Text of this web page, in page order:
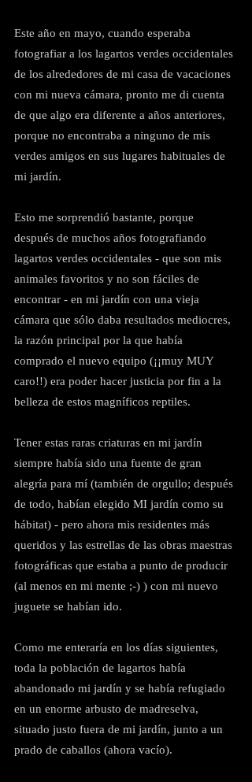
Este año en mayo, cuando esperaba
fotografiar a los lagartos verdes occidentales
de los alrededores de mi casa de vacaciones
con mi nueva cámara, pronto me di cuenta
de que algo era diferente a años anteriores,
porque no encontraba a ninguno de mis
verdes amigos en sus lugares habituales de
mi jardín.
Esto me sorprendió bastante, porque
después de muchos años fotografiando
lagartos verdes occidentales - que son mis
animales favoritos y no son fáciles de
encontrar - en mi jardín con una vieja
cámara que sólo daba resultados mediocres,
la razón principal por la que había
comprado el nuevo equipo (¡¡muy MUY
caro!!) era poder hacer justicia por fin a la
belleza de estos magníficos reptiles.
Tener estas raras criaturas en mi jardín
siempre había sido una fuente de gran
alegría para mí (también de orgullo; después
de todo, habían elegido MI jardín como su
hábitat) - pero ahora mis residentes más
queridos y las estrellas de las obras maestras
fotográficas que estaba a punto de producir
(al menos en mi mente ;-) ) con mi nuevo
juguete se habían ido.
Como me enteraría en los días siguientes,
toda la población de lagartos había
abandonado mi jardín y se había refugiado
en un enorme arbusto de madreselva,
situado justo fuera de mi jardín, junto a un
prado de caballos (ahora vacío).